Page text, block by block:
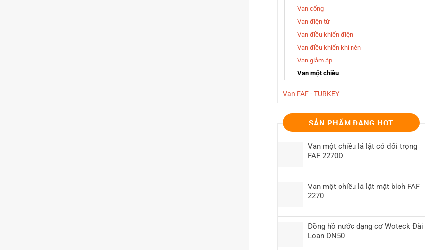
Van cổng
Van điện từ
Van điều khiển điện
Van điều khiển khí nén
Van giảm áp
Van một chiều
Van FAF - TURKEY
SẢN PHẨM ĐANG HOT
Van một chiều lá lật có đối trọng
FAF 2270D
Van một chiều lá lật mặt bích FAF
2270
Đồng hồ nước dạng cơ Woteck Đài
Loan DN50